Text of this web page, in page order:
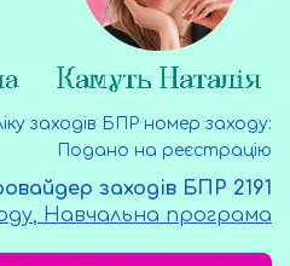
заходів БПР номер заходу:
Подано на реєстрацію
заходів БПР 2191
, Навчальна програма